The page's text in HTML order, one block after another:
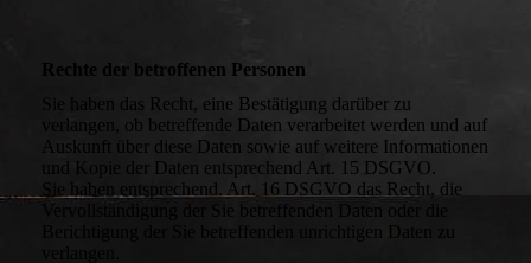
Rechte der betroffenen Personen
Sie haben das Recht, eine Bestätigung darüber zu
verlangen, ob betreffende Daten verarbeitet werden und auf
Auskunft über diese Daten sowie auf weitere Informationen
und Kopie der Daten entsprechend Art. 15 DSGVO.
Sie haben entsprechend. Art. 16 DSGVO das Recht, die
Vervollständigung der Sie betreffenden Daten oder die
Berichtigung der Sie betreffenden unrichtigen Daten zu